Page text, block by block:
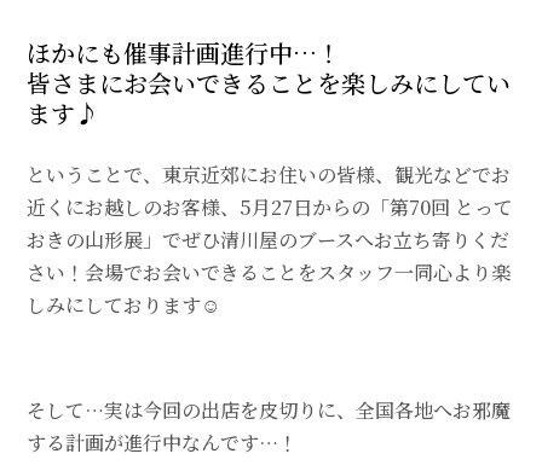
ほかにも催事計画進行中…！
皆さまにお会いできることを楽しみにしてい
ます♪
ということで、東京近郊にお住いの皆様、観光などでお
近くにお越しのお客様、5月27日からの「第70回 とって
おきの山形展」でぜひ清川屋のブースへお立ち寄りくだ
さい！会場でお会いできることをスタッフ一同心より楽
しみにしております☺
そして…実は今回の出店を皮切りに、全国各地へお邪魔
する計画が進行中なんです…！